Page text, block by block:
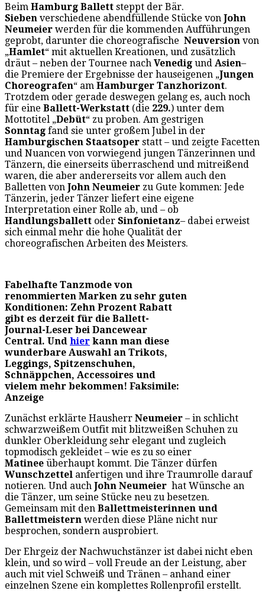
Beim Hamburg Ballett steppt der Bär.
Sieben verschiedene abendfüllende Stücke von John
Neumeier werden für die kommenden Aufführungen
geprobt, darunter die choreografische Neuversion von
„Hamlet“ mit aktuellen Kreationen, und zusätzlich
dräut – neben der Tournee nach Venedig und Asien–
die Premiere der Ergebnisse der hauseigenen „Jungen
Choreografen“ am Hamburger Tanzhorizont.
Trotzdem oder gerade deswegen gelang es, auch noch
für eine Ballett-Werkstatt (die 229.) unter dem
Mottotitel „Debüt“ zu proben. Am gestrigen
Sonntag fand sie unter großem Jubel in der
Hamburgischen Staatsoper statt – und zeigte Facetten
und Nuancen von vorwiegend jungen Tänzerinnen und
Tänzern, die einerseits überraschend und mitreißend
waren, die aber andererseits vor allem auch den
Balletten von John Neumeier zu Gute kommen: Jede
Tänzerin, jeder Tänzer liefert eine eigene
Interpretation einer Rolle ab, und – ob
Handlungsballett oder Sinfonietanz– dabei erweist
sich einmal mehr die hohe Qualität der
choreografischen Arbeiten des Meisters.
Fabelhafte Tanzmode von
renommierten Marken zu sehr guten
Konditionen: Zehn Prozent Rabatt
gibt es derzeit für die Ballett-
Journal-Leser bei Dancewear
Central. Und hier kann man diese
wunderbare Auswahl an Trikots,
Leggings, Spitzenschuhen,
Schnäppchen, Accessoires und
vielem mehr bekommen! Faksimile:
Anzeige
Zunächst erklärte Hausherr Neumeier – in schlicht
schwarzweißem Outfit mit blitzweißen Schuhen zu
dunkler Oberkleidung sehr elegant und zugleich
topmodisch gekleidet – wie es zu so einer
Matinee überhaupt kommt. Die Tänzer dürfen
Wunschzettel anfertigen und ihre Traumrolle darauf
notieren. Und auch John Neumeier hat Wünsche an
die Tänzer, um seine Stücke neu zu besetzen.
Gemeinsam mit den Ballettmeisterinnen und
Ballettmeistern werden diese Pläne nicht nur
besprochen, sondern ausprobiert.
Der Ehrgeiz der Nachwuchstänzer ist dabei nicht eben
klein, und so wird – voll Freude an der Leistung, aber
auch mit viel Schweiß und Tränen – anhand einer
einzelnen Szene ein komplettes Rollenprofil erstellt.